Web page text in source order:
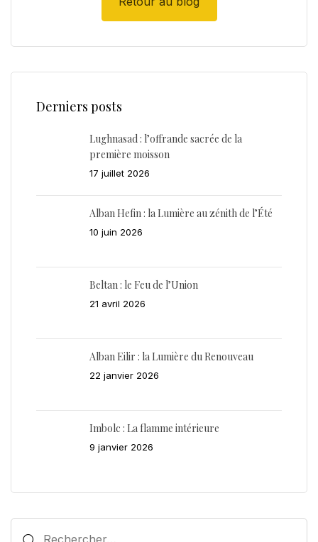
Derniers posts
Lughnasad : l’offrande sacrée de la
première moisson
17 juillet 2026
Alban Hefin : la Lumière au zénith de l’Été
10 juin 2026
Beltan : le Feu de l’Union
21 avril 2026
Alban Eilir : la Lumière du Renouveau
22 janvier 2026
Imbolc : La flamme intérieure
9 janvier 2026